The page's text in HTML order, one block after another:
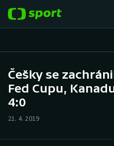
Hokej
Češky se
Fed Cupu,
4:0
21. 4. 2019